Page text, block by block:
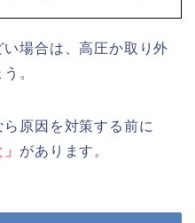
場合は、高圧か取り外
。
原因を対策する前に
があります。